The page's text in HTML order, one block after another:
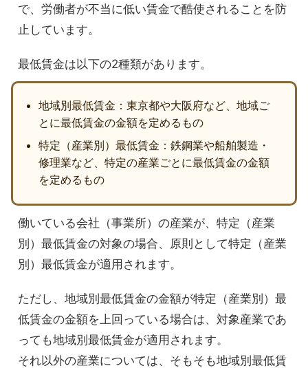
で、労働者が不当に低い賃金で酷使されることを防
止しています。
最低賃金は以下の2種類があります。
地域別最低賃金：東京都や大阪府など、地域ご
とに最低賃金の金額を定めるもの
特定（産業別）最低賃金：鉄鋼業や船舶製造・
修理業など、特定の産業ごとに最低賃金の金額
を定めるもの
働いている会社（事業所）の産業が、特定（産業
別）最低賃金の対象の場合、原則として特定（産業
別）最低賃金が適用されます。
ただし、地域別最低賃金の金額が特定（産業別）最
低賃金の金額を上回っている場合は、対象産業であ
っても地域別最低賃金が適用されます。
それ以外の産業については、そもそも地域別最低賃